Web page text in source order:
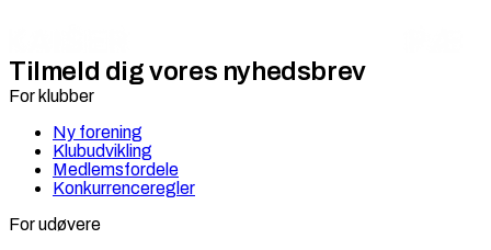
Tilmeld dig vores nyhedsbrev
For klubber
Ny forening
Klubudvikling
Medlemsfordele
Konkurrenceregler
For udøvere